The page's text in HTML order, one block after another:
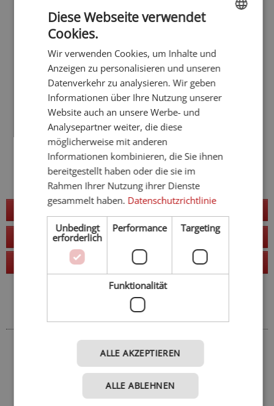
Anruf
Adresse
So finden Sie uns
GERMAN
Diese Webseite verwendet
Cookies.
Wir verwenden Cookies, um Inhalte und
Anzeigen zu personalisieren und unseren
Datenverkehr zu analysieren. Wir geben
Informationen über Ihre Nutzung unserer
Website auch an unsere Werbe- und
Analysepartner weiter, die diese
möglicherweise mit anderen
Informationen kombinieren, die Sie ihnen
bereitgestellt haben oder die sie im
Rahmen Ihrer Nutzung ihrer Dienste
gesammelt haben. Datenschutzrichtlinie
Unbedingt
erforderlich
Performance Targeting
Funktionalität
ALLE AKZEPTIEREN
ALLE ABLEHNEN